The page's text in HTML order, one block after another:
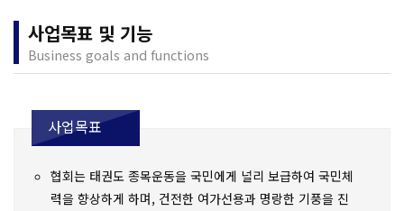
사업목표 및 기능
Business goals and functions
사업목표
협회는 태권도 종목운동을 국민에게 널리 보급하여 국민체
력을 향상하게 하며, 건전한 여가선용과 명랑한 기풍을 진